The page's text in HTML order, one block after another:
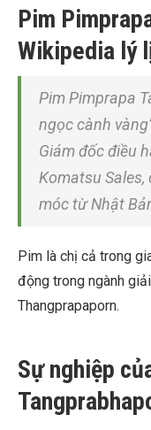
Pim
Wikipedia lý
Pim Pimprapa
ngọc cành
Giám đốc điều
Komatsu
móc từ Nhật
Pim là chị cả trong
động trong ngành
Thangprapaporn.
Sự nghiệp